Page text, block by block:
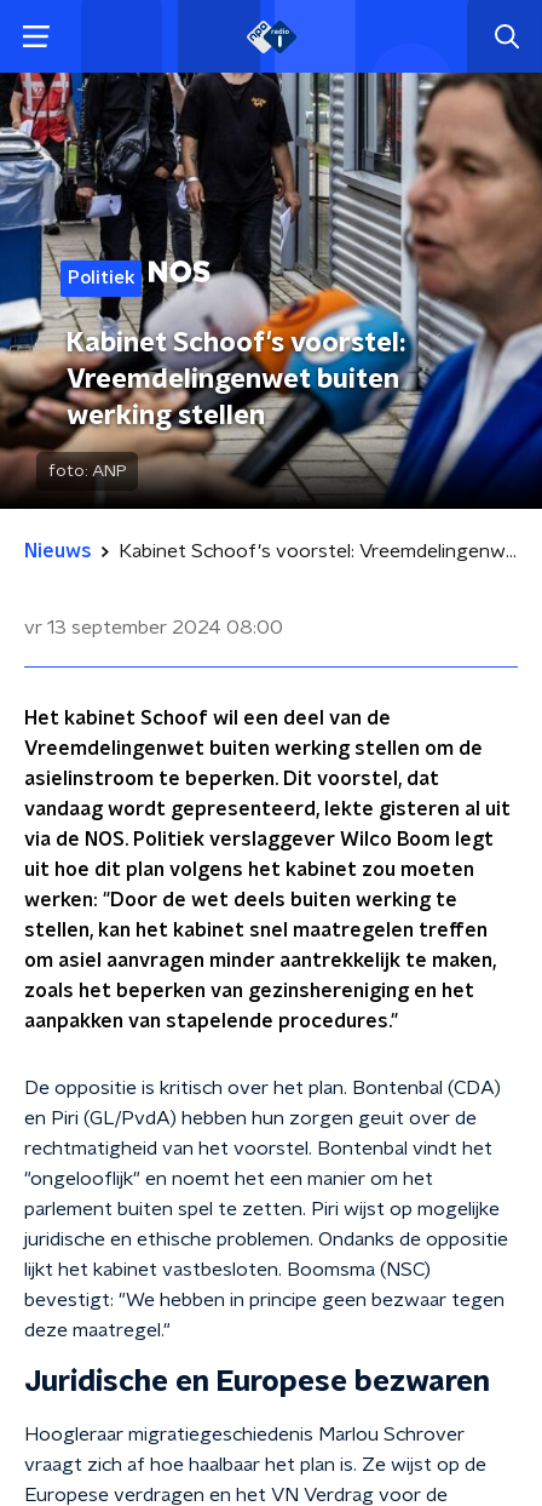
Politiek
Kabinet Schoof's voorstel:
Vreemdelingenwet buiten
werking stellen
foto: ANP
Nieuws Kabinet Schoof's voorstel: Vreemdelingenwet buiten werking stellen
vr 13 september 2024 08:00
Het kabinet Schoof wil een deel van de
Vreemdelingenwet buiten werking stellen om de
asielinstroom te beperken. Dit voorstel, dat
vandaag wordt gepresenteerd, lekte gisteren al uit
via de NOS. Politiek verslaggever Wilco Boom legt
uit hoe dit plan volgens het kabinet zou moeten
werken: "Door de wet deels buiten werking te
stellen, kan het kabinet snel maatregelen treffen
om asiel aanvragen minder aantrekkelijk te maken,
zoals het beperken van gezinshereniging en het
aanpakken van stapelende procedures."
De oppositie is kritisch over het plan. Bontenbal (CDA)
en Piri (GL/PvdA) hebben hun zorgen geuit over de
rechtmatigheid van het voorstel. Bontenbal vindt het
"ongelooflijk" en noemt het een manier om het
parlement buiten spel te zetten. Piri wijst op mogelijke
juridische en ethische problemen. Ondanks de oppositie
lijkt het kabinet vastbesloten. Boomsma (NSC)
bevestigt: "We hebben in principe geen bezwaar tegen
deze maatregel."
Juridische en Europese bezwaren
Hoogleraar migratiegeschiedenis Marlou Schrover
vraagt zich af hoe haalbaar het plan is. Ze wijst op de
Europese verdragen en het VN Verdrag voor de